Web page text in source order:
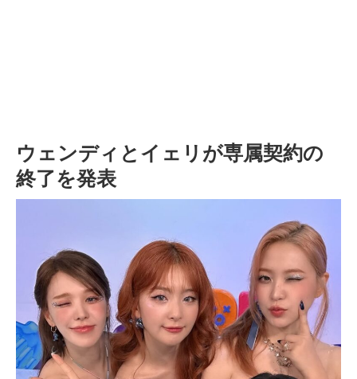
ウェンディとイェリが専属契約の
終了を発表